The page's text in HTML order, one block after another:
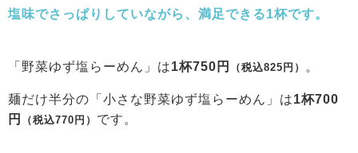
塩味でさっぱりしていながら、満足できる1杯です。
「野菜ゆず塩らーめん」は1杯750円 （税込825円） 。
麺だけ半分の「小さな野菜ゆず塩らーめん」は1杯700
円
（税込770円） です。